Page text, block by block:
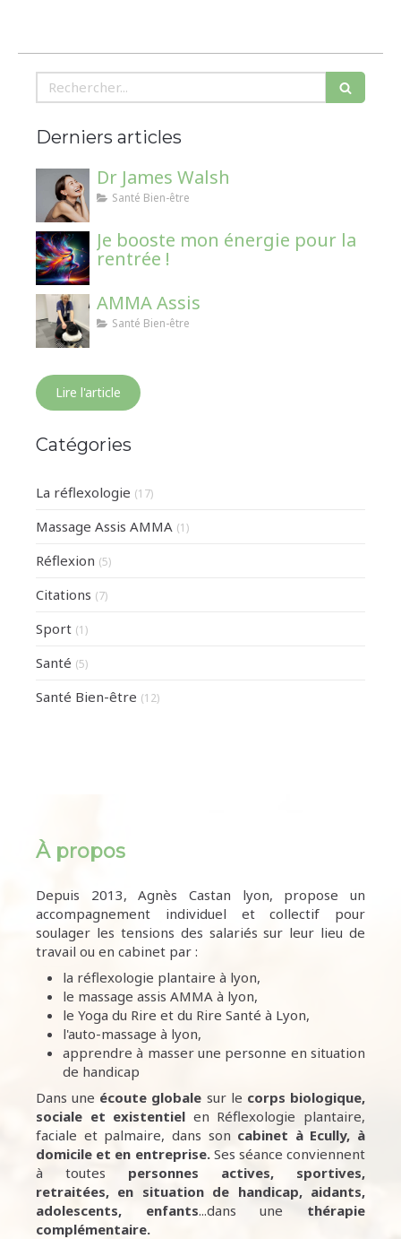
Rechercher
Derniers articles
Dr James Walsh
Santé Bien-être
Je booste mon énergie pour la
rentrée !
AMMA Assis
Santé Bien-être
Lire l'article
Catégories
La réflexologie (17)
Massage Assis AMMA (1)
Réflexion (5)
Citations (7)
Sport (1)
Santé (5)
Santé Bien-être (12)
À propos
Depuis 2013, Agnès Castan lyon, propose un
accompagnement individuel et collectif pour
soulager les tensions des salariés sur leur lieu de
travail ou en cabinet par :
la réflexologie plantaire à lyon,
le massage assis AMMA à lyon,
le Yoga du Rire et du Rire Santé à Lyon,
l'auto-massage à lyon,
apprendre à masser une personne en situation
de handicap
Dans une écoute globale sur le corps biologique,
sociale et existentiel en Réflexologie plantaire,
faciale et palmaire, dans son cabinet à Ecully, à
domicile et en entreprise.Ses séance conviennent
à toutes personnes
actives, sportives,
retraitées, en situation de handicap, aidants,
adolescents, enfants...dans une thérapie
complémentaire.